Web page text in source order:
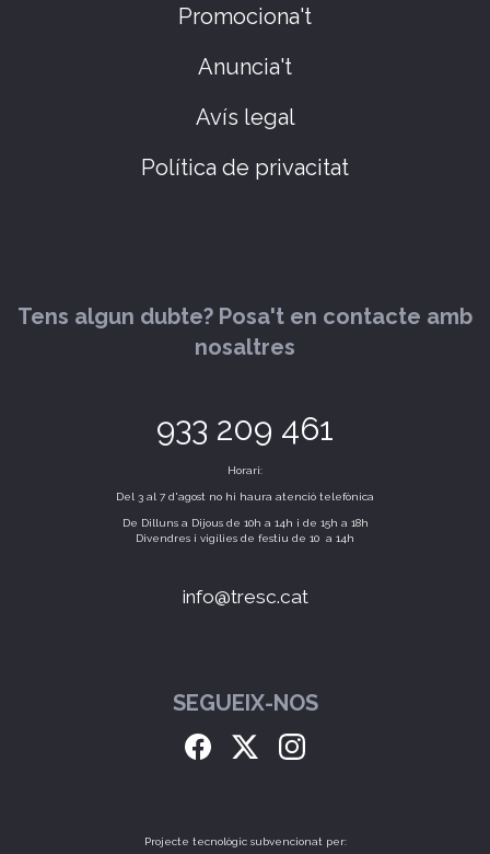
Promociona't
Anuncia't
Avís legal
Política de privacitat
Tens algun dubte? Posa't en contacte amb
nosaltres
933 209 461
Horari:
Del 3 al 7 d'agost no hi haura atenció telefònica
De Dilluns a Dijous de 10h a 14h i de 15h a 18h
Divendres i vigílies de festiu de 10 a 14h
info@tresc.cat
SEGUEIX-NOS
Projecte tecnològic subvencionat per: